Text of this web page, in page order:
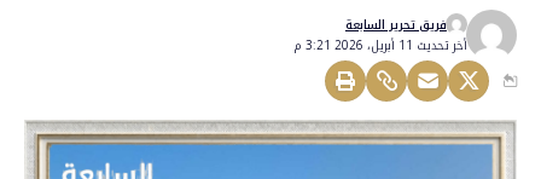
أخر تحديث 11 أبريل، 2026 3:21 م
فريق تحرير السابعة